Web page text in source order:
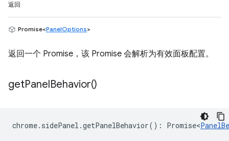
返回
Promise<PanelOptions>
返回一个 Promise，该 Promise 会解析为有效面板配置。
getPanelBehavior()
chrome. sidePanel .getPanelBehavior() : Promise<